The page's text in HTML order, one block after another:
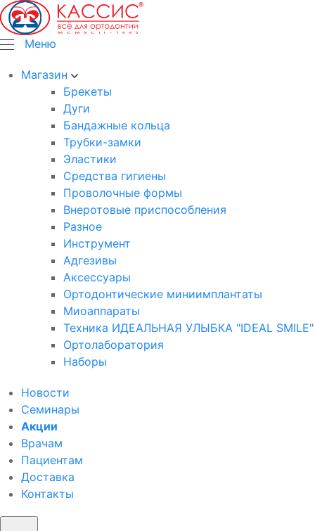
Меню
Магазин
Брекеты
Дуги
Бандажные кольца
Трубки-замки
Эластики
Средства гигиены
Проволочные формы
Внеротовые приспособления
Разное
Инструмент
Адгезивы
Аксессуары
Ортодонтические миниимплантаты
Миоаппараты
Техника ИДЕАЛЬНАЯ УЛЫБКА "IDEAL SMILE"
Ортолаборатория
Наборы
Новости
Семинары
Акции
Врачам
Пациентам
Доставка
Контакты